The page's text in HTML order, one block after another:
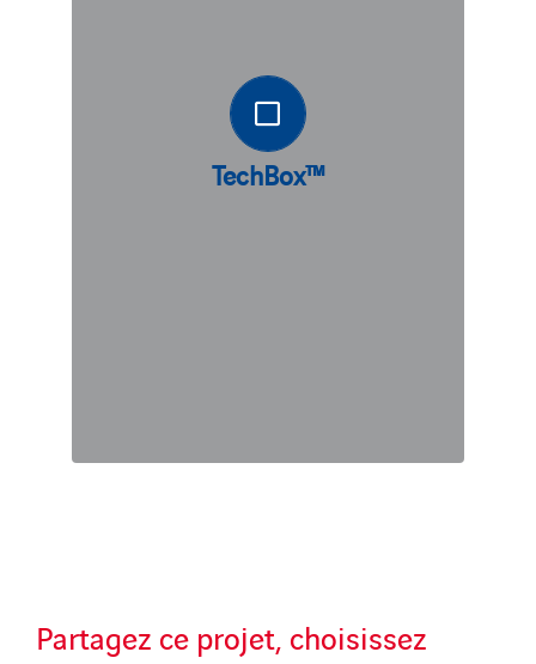
TechBox™
construire une structure sous le
remblai. Il permet une installation
rapide et réglementée sur site. La
couverture du sol requise dans les
structures TechBox™ est inférieure à
Partagez ce projet, choisissez